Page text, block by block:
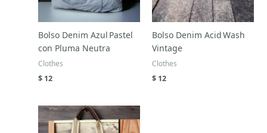
Bolso Denim Azul Pastel
con Pluma Neutra
Clothes
$12
Bolso Denim Acid Wash
Vintage
Clothes
$ 12